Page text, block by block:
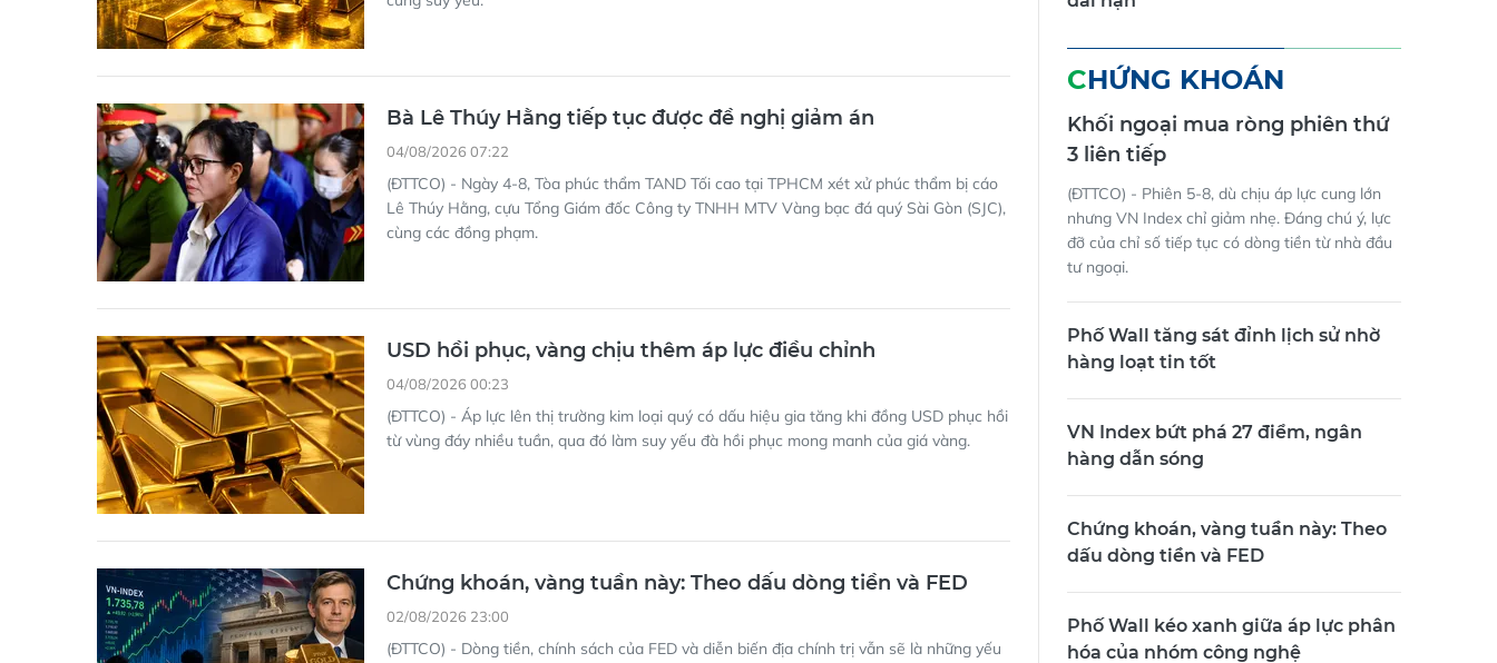
cùng suy yếu.
Bà Lê Thúy Hằng tiếp tục được đề nghị giảm án
04/08/2026 07:22
(ĐTTCO) - Ngày 4-8, Tòa phúc thẩm TAND Tối cao tại TPHCM xét xử phúc thẩm bị cáo
Lê Thúy Hằng, cựu Tổng Giám đốc Công ty TNHH MTV Vàng bạc đá quý Sài Gòn (SJC),
cùng các đồng phạm.
USD hồi phục, vàng chịu thêm áp lực điều chỉnh
04/08/2026 00:23
(ĐTTCO) - Áp lực lên thị trường kim loại quý có dấu hiệu gia tăng khi đồng USD phục hồi
từ vùng đáy nhiều tuần, qua đó làm suy yếu đà hồi phục mong manh của giá vàng.
Chứng khoán, vàng tuần này: Theo dấu dòng tiền và FED
02/08/2026 23:00
dài hạn
CHỨNG KHOÁN
Khối ngoại mua ròng phiên thứ
3 liên tiếp
(ĐTTCO) - Phiên 5-8, dù chịu áp lực cung lớn
nhưng VN Index chỉ giảm nhẹ. Đáng chú ý, lực
đỡ của chỉ số tiếp tục có dòng tiền từ nhà đầu
tư ngoại.
Phố Wall tăng sát đỉnh lịch sử nhờ
hàng loạt tin tốt
VN Index bứt phá 27 điểm, ngân
hàng dẫn sóng
Chứng khoán, vàng tuần này: Theo
dấu dòng tiền và FED
Phố Wall kéo xanh giữa áp lực phân